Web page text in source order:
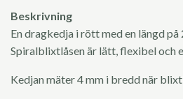
Beskrivning
En dragkedja i rött med en längd på
Spiralblixtlåsen är lätt, flexibel och
Kedjan mäter 4 mm i bredd när